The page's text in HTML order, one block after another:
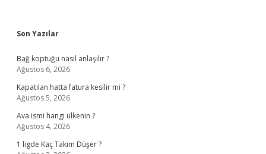
Sidebar
Son Yazılar
Bağ koptuğu nasıl anlaşılır ?
Ağustos 6, 2026
Kapatılan hatta fatura kesilir mi ?
Ağustos 5, 2026
Ava ismi hangi ülkenin ?
Ağustos 4, 2026
1 ligde Kaç Takim Düşer ?